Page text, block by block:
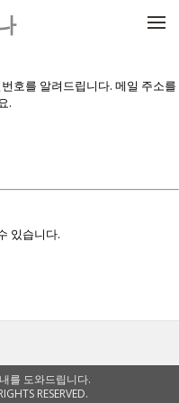
호를 알려드립니다. 메일 주소를
.
있습니다.
를 도와드립니다.
RESERVED.